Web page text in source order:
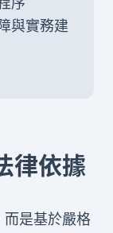
與實務建
律依據
而是基於嚴格